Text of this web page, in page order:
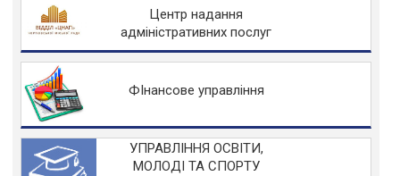
Центр надання
адміністративних послуг
ФІнансове управління
УПРАВЛІННЯ ОСВІТИ,
МОЛОДІ ТА СПОРТУ